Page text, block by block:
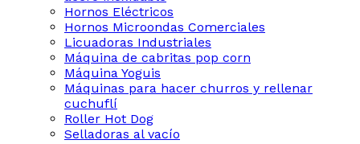
Hornos Eléctricos
Hornos Microondas Comerciales
Licuadoras Industriales
Máquina de cabritas pop corn
Máquina Yoguis
Máquinas para hacer churros y rellenar
cuchuflí
Roller Hot Dog
Selladoras al vacío